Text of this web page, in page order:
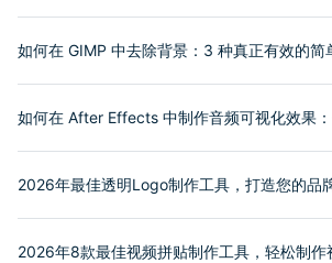
如何在 GIMP 中去除背景：3 种真正有效的简
如何在 After Effects 中制作音频可视化效果
2026年最佳透明Logo制作工具，打造您的品
2026年8款最佳视频拼贴制作工具，轻松制作